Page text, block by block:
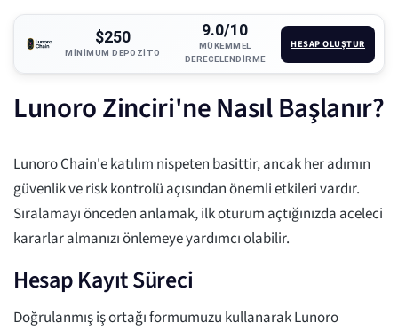
$250
MINIMUM DEPOZITO
9.0/10
MÜKEMMEL
DERECELENDIRME
HESAP OLUŞTUR
Lunoro Zinciri'ne Nasıl Başlanır?
Lunoro Chain'e katılım nispeten basittir, ancak her adımın
güvenlik ve risk kontrolü açısından önemli etkileri vardır.
Sıralamayı önceden anlamak, ilk oturum açtığınızda aceleci
kararlar almanızı önlemeye yardımcı olabilir.
Hesap Kayıt Süreci
Doğrulanmış iş ortağı formumuzu kullanarak Lunoro